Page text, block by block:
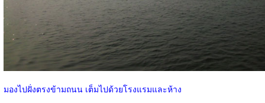
มองไปฝั่งตรงข้ามถนน เต็มไปด้วยโรงแรมและห้าง